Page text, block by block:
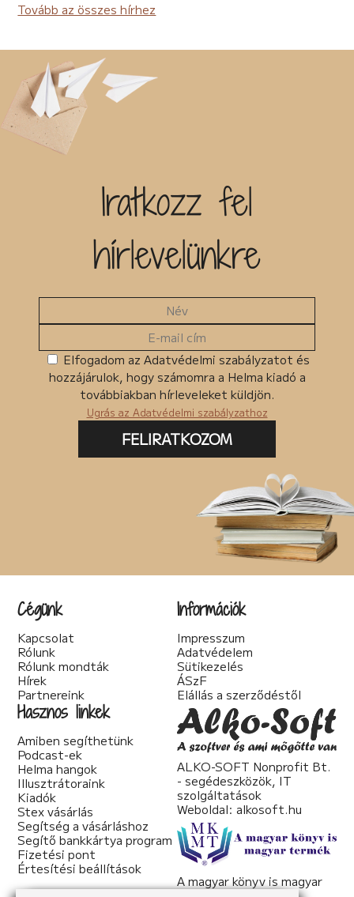
Tovább az összes hírhez
Iratkozz fel
hírlevelünkre
Elfogadom az Adatvédelmi szabályzatot és
hozzájárulok, hogy számomra a Helma kiadó a
továbbiakban hírleveleket küldjön.
Ugrás az Adatvédelmi szabályzathoz
FELIRATKOZOM
Cégünk
Kapcsolat
Rólunk
Rólunk mondták
Hírek
Partnereink
Információk
Impresszum
Adatvédelem
Sütikezelés
ÁSzF
Elállás a szerződéstől
Hasznos linkek
Amiben segíthetünk
Podcast-ek
Helma hangok
Illusztrátoraink
Kiadók
Stex vásárlás
Segítség a vásárláshoz
Segítő bankkártya program
Fizetési pont
Értesítési beállítások
ALKO-SOFT Nonprofit Bt.
- segédeszközök, IT
szolgáltatások
Weboldal: alkosoft.hu
A magyar könyv is magyar